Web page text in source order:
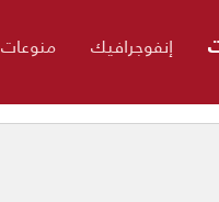
إنفوجرافيك منوعات